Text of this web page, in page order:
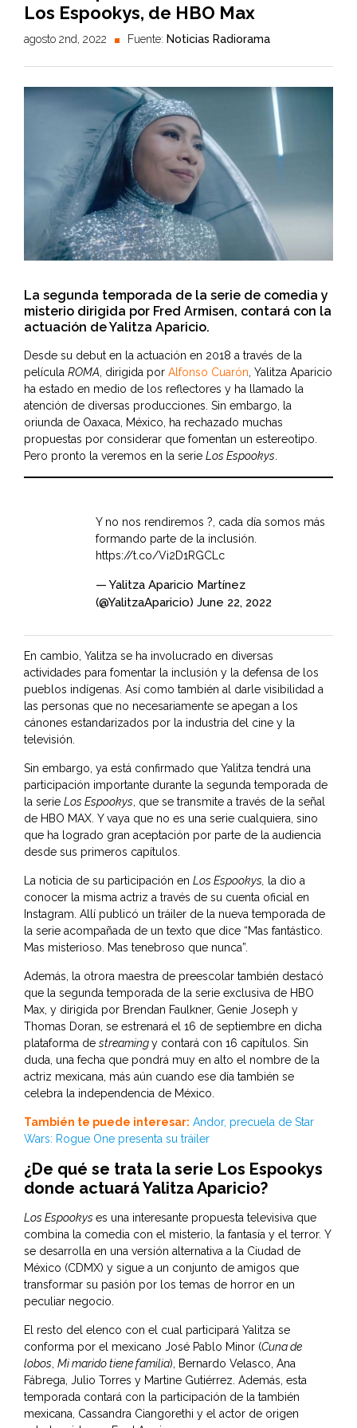
Los Espookys, de HBO Max
agosto 2nd, 2022 Fuente: Noticias Radiorama
La segunda temporada de la serie de comedia y
misterio dirigida por Fred Armisen, contará con la
actuación de Yalitza Aparicio.
Desde su debut en la actuación en 2018 a través de la
película ROMA, dirigida por Alfonso Cuarón, Yalitza Aparicio
ha estado en medio de los reflectores y ha llamado la
atención de diversas producciones. Sin embargo, la
oriunda de Oaxaca, México, ha rechazado muchas
propuestas por considerar que fomentan un estereotipo.
Pero pronto la veremos en la serie Los Espookys.
Y no nos rendiremos ?, cada día somos más
formando parte de la inclusión.
https://t.co/Vi2D1RGCLc
— Yalitza Aparicio Martínez
(@YalitzaAparicio) June 22, 2022
En cambio, Yalitza se ha involucrado en diversas
actividades para fomentar la inclusión y la defensa de los
pueblos indígenas. Así como también al darle visibilidad a
las personas que no necesariamente se apegan a los
cánones estandarizados por la industria del cine y la
televisión.
Sin embargo, ya está confirmado que Yalitza tendrá una
participación importante durante la segunda temporada de
la serie Los Espookys, que se transmite a través de la señal
de HBO MAX. Y vaya que no es una serie cualquiera, sino
que ha logrado gran aceptación por parte de la audiencia
desde sus primeros capítulos.
La noticia de su participación en Los Espookys, la dio a
conocer la misma actriz a través de su cuenta oficial en
Instagram. Allí publicó un tráiler de la nueva temporada de
la serie acompañada de un texto que dice “Mas fantástico.
Mas misterioso. Mas tenebroso que nunca”.
Además, la otrora maestra de preescolar también destacó
que la segunda temporada de la serie exclusiva de HBO
Max, y dirigida por Brendan Faulkner, Genie Joseph y
Thomas Doran, se estrenará el 16 de septiembre en dicha
plataforma de streamingy contará con 16 capítulos. Sin
duda, una fecha que pondrá muy en alto el nombre de la
actriz mexicana, más aún cuando ese día también se
celebra la independencia de México.
También te puede interesar: Andor, precuela de Star
Wars: Rogue One presenta su tráiler
¿De qué se trata la serie Los Espookys
donde actuará Yalitza Aparicio?
Los Espookys es una interesante propuesta televisiva que
combina la comedia con el misterio, la fantasía y el terror. Y
se desarrolla en una versión alternativa a la Ciudad de
México (CDMX) y sigue a un conjunto de amigos que
transformar su pasión por los temas de horror en un
peculiar negocio.
El resto del elenco con el cual participará Yalitza se
conforma por el mexicano José Pablo Minor (Cuna de
lobos, Mi marido tiene familia), Bernardo Velasco, Ana
Fábrega, Julio Torres y Martine Gutiérrez. Además, esta
temporada contará con la participación de la también
mexicana, Cassandra Ciangorethi y el actor de origen